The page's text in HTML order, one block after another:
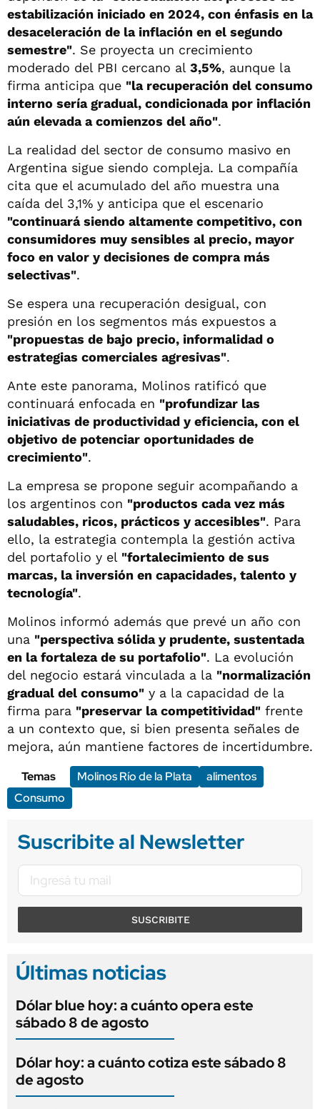
estabilización iniciado en 2024, con énfasis en la
desaceleración de la inflación en el segundo
semestre". Se proyecta un crecimiento
moderado del PBI cercano al 3,5%, aunque la
firma anticipa que "la recuperación del consumo
interno sería gradual, condicionada por inflación
aún elevada a comienzos del año".
La realidad del sector de consumo masivo en
Argentina sigue siendo compleja. La compañía
cita que el acumulado del año muestra una
caída del 3,1% y anticipa que el escenario
"continuará siendo altamente competitivo, con
consumidores muy sensibles al precio, mayor
foco en valor y decisiones de compra más
selectivas".
Se espera una recuperación desigual, con
presión en los segmentos más expuestos a
"propuestas de bajo precio, informalidad o
estrategias comerciales agresivas".
Ante este panorama, Molinos ratificó que
continuará enfocada en "profundizar las
iniciativas de productividad y eficiencia, con el
objetivo de potenciar oportunidades de
crecimiento".
La empresa se propone seguir acompañando a
los argentinos con "productos cada vez más
saludables, ricos, prácticos y accesibles". Para
ello, la estrategia contempla la gestión activa
del portafolio y el "fortalecimiento de sus
marcas, la inversión en capacidades, talento y
tecnología".
Molinos informó además que prevé un año con
una "perspectiva sólida y prudente, sustentada
en la fortaleza de su portafolio". La evolución
del negocio estará vinculada a la "normalización
gradual del consumo" y a la capacidad de la
firma para "preservar la competitividad" frente
a un contexto que, si bien presenta señales de
mejora, aún mantiene factores de incertidumbre.
Temas
Molinos Río de la Plata
alimentos
Consumo
Suscribite al Newsletter
SUSCRIBITE
Últimas noticias
Dólar blue hoy: a cuánto opera este
sábado 8 de agosto
Dólar hoy: a cuánto cotiza este sábado 8
de agosto